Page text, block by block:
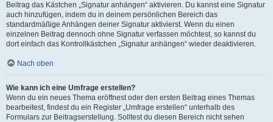
Beitrag das Kästchen „Signatur anhängen“ aktivieren. Du kannst eine Signatur
auch hinzufügen, indem du in deinem persönlichen Bereich das
standardmäßige Anhängen deiner Signatur aktivierst. Wenn du einen
einzelnen Beitrag dennoch ohne Signatur verfassen möchtest, so kannst du
dort einfach das Kontrollkästchen „Signatur anhängen“ wieder deaktivieren.
Nach oben
Wie kann ich eine Umfrage erstellen?
Wenn du ein neues Thema eröffnest oder den ersten Beitrag eines Themas
bearbeitest, findest du ein Register „Umfrage erstellen“ unterhalb des
Formulars zur Beitragserstellung. Solltest du diesen Bereich nicht sehen